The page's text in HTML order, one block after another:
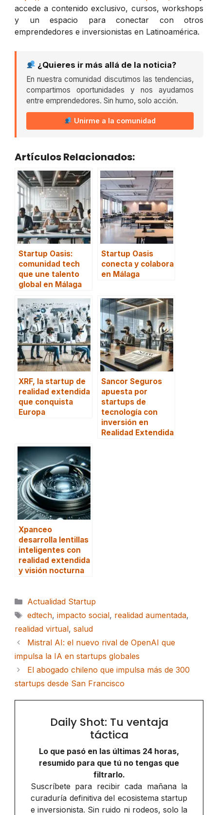
accede a contenido exclusivo, cursos, workshops
y un espacio para conectar con otros
emprendedores e inversionistas en Latinoamérica.
¿Quieres ir más allá de la noticia?
En nuestra comunidad discutimos las tendencias,
compartimos oportunidades y nos ayudamos
entre emprendedores. Sin humo, solo acción.
Unirme a la comunidad
Artículos Relacionados:
Startup Oasis:
comunidad tech
que une talento
global en Málaga
Startup Oasis
conecta y colabora
en Málaga
XRF, la startup de
realidad extendida
que conquista
Europa
Sancor Seguros
apuesta por
startups de
tecnología con
inversión en
Realidad Extendida
Xpanceo
desarrolla lentillas
inteligentes con
realidad extendida
y visión nocturna
Categorías
Actualidad Startup
Etiquetas
edtech, impacto social, realidad aumentada,
realidad virtual, salud
Mistral AI: el nuevo rival de OpenAI que
impulsa la IA en startups globales
El abogado chileno que impulsa más de 300
startups desde San Francisco
Daily Shot: Tu ventaja
táctica
Lo que pasó en las últimas 24 horas,
resumido para que tú no tengas que
filtrarlo.
Suscríbete para recibir cada mañana la
curaduría definitiva del ecosistema startup
e inversionista. Sin ruido ni rodeos, solo la